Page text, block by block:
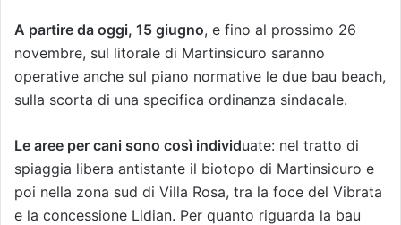
A partire da oggi, 15 giugno, e fino al prossimo 26
novembre, sul litorale di Martinsicuro saranno
operative anche sul piano normative le due bau beach,
sulla scorta di una specifica ordinanza sindacale.
Le aree per cani sono così individuate: nel tratto di
spiaggia libera antistante il biotopo di Martinsicuro e
poi nella zona sud di Villa Rosa, tra la foce del Vibrata
e la concessione Lidian. Per quanto riguarda la bau